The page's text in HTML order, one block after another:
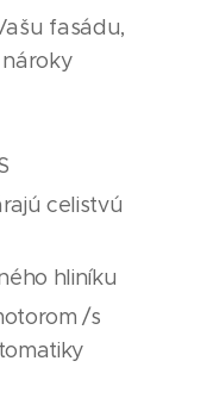
fasádu,
celistvú
hliníku
/s